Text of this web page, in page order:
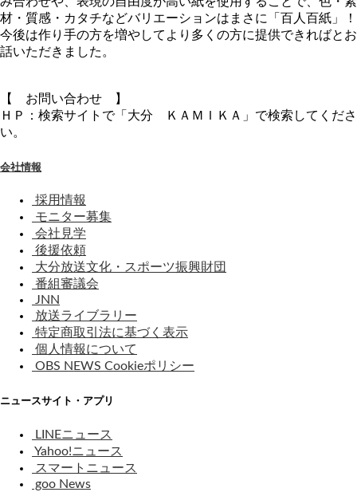
材・質感・カタチなどバリエーションはまさに「百人百紙」！
今後は作り手の方を増やしてより多くの方に提供できればとお
話いただきました。
【 お問い合わせ 】
ＨＰ：検索サイトで「大分 ＫＡＭＩＫＡ」で検索してくださ
い。
会社情報
採用情報
モニター募集
会社見学
後援依頼
大分放送文化・スポーツ振興財団
番組審議会
JNN
放送ライブラリー
特定商取引法に基づく表示
個人情報について
OBS NEWS Cookieポリシー
ニュースサイト・アプリ
LINEニュース
Yahoo!ニュース
スマートニュース
goo News